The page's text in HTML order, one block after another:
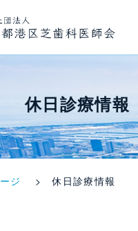
休日診療情報
ジ 休日診療情報